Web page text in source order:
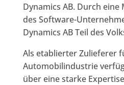
Dynamics AB. Durch
des Software-
Dynamics AB Teil des
Als etablierter Zulieferer
Automobilindustrie
über eine starke